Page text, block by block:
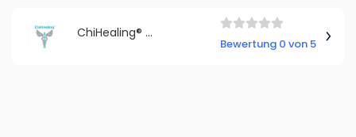
ChiHealing® - Heilung durch Bewusstsein
Bewertung 0 von 5